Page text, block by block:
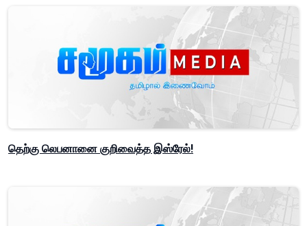
தெற்கு லெபனானை குறிவைத்த இஸ்ரேல்!